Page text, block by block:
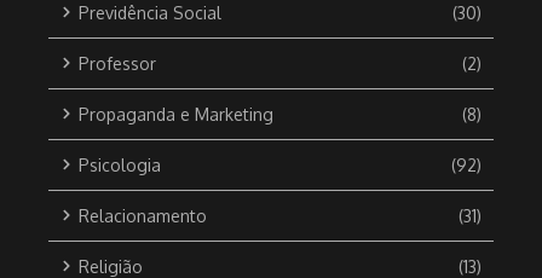
Previdência Social (30)
Professor (2)
Propaganda e Marketing (8)
Psicologia (92)
Relacionamento (31)
Religião (13)